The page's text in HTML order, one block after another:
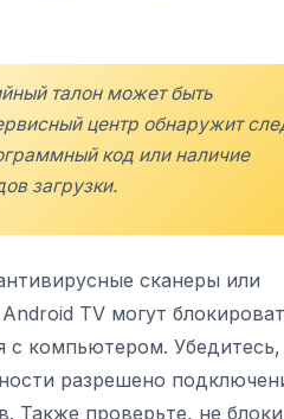
талон может быть
центр обнаружит
код или наличие
загрузки.
сканеры или
TV могут
с компьютером. Убедитесь,
разрешено
Также проверьте, не